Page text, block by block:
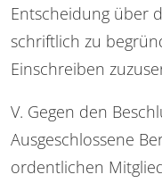
Entscheidung über
schriftlich zu
Einschreiben
V. Gegen den
Ausgeschlossene
ordentlichen